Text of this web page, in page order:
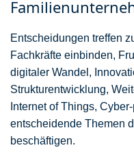
Entscheidungen treffen
Fachkräfte einbinden,
digitaler Wandel,
Strukturentwicklung,
Internet of Things,
entscheidende Themen
beschäftigen.